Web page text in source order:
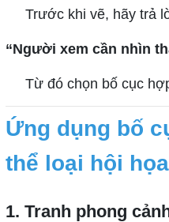
Trước khi vẽ, hãy trả
“Người xem cần nhìn
Từ đó chọn bố cục
Ứng dụng bố
thể loại hội họa
1. Tranh phong